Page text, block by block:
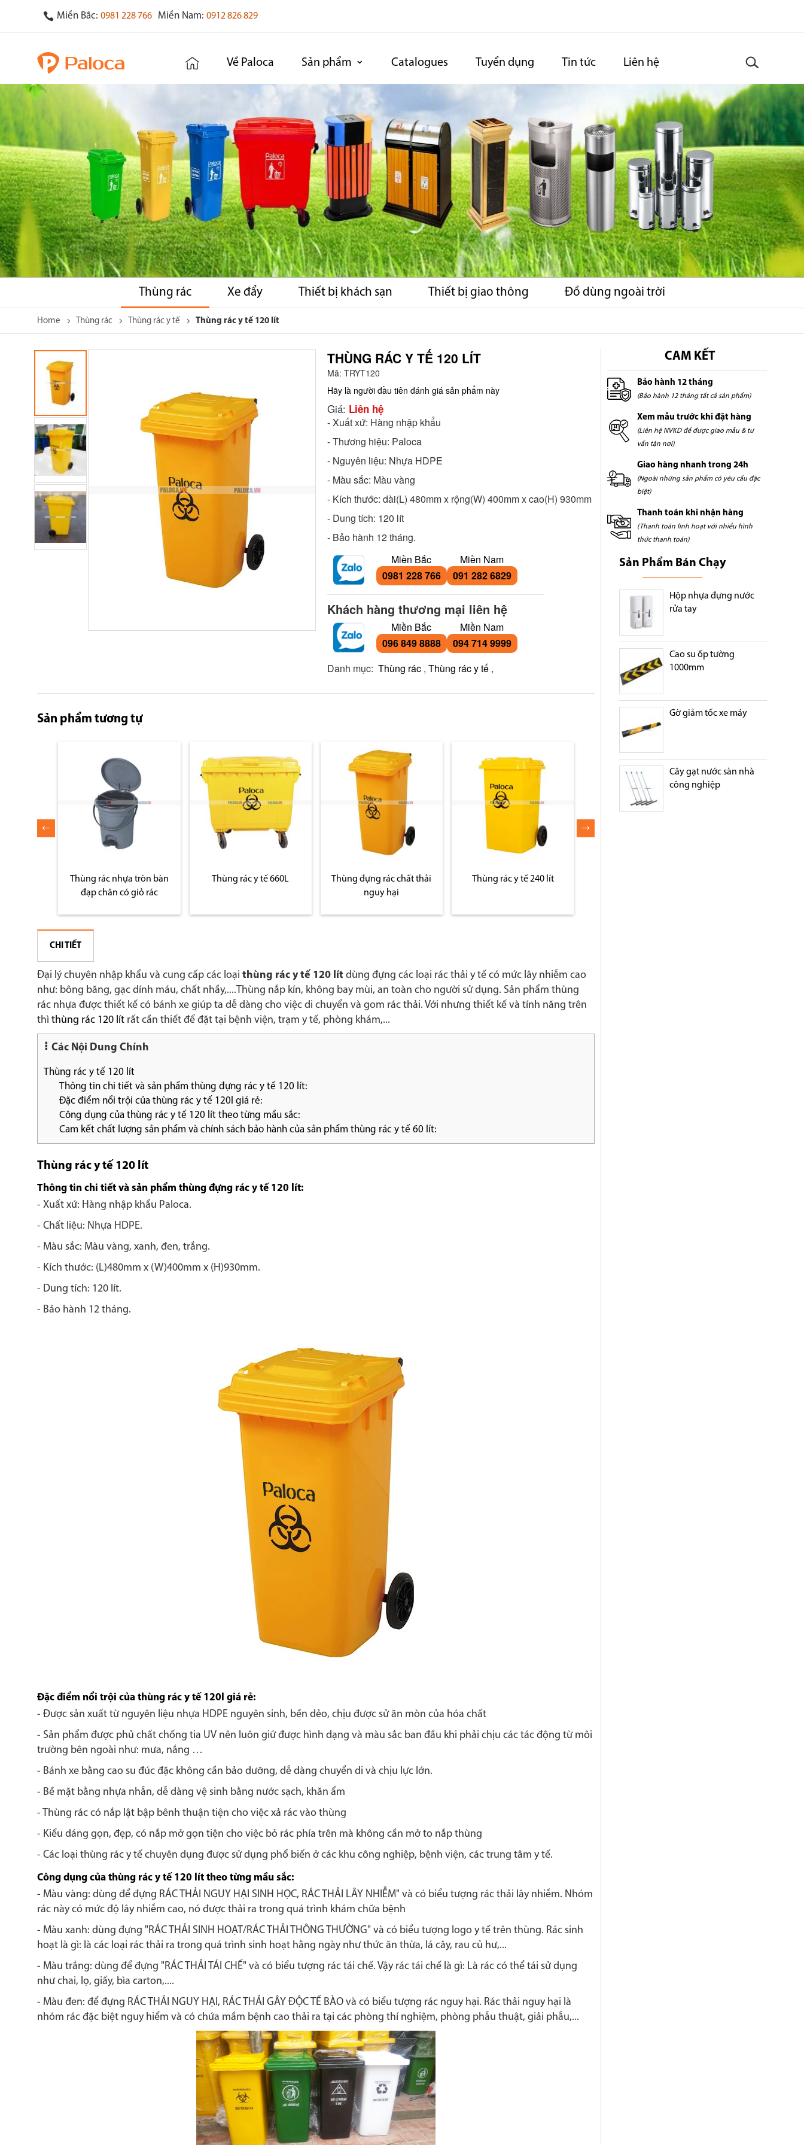
Miền Bắc: 0981 228 766 Miền Nam: 0912 826 829
Về Paloca Sản phẩm Catalogues Tuyển dụng Tin tức Liên hệ
Thùng rác Xe đẩy Thiết bị khách sạn Thiết bị giao thông Đồ dùng ngoài trời
Home Thùng rác Thùng rác y tế Thùng rác y tế 120 lít
the
images
gallery
images
THÙNG RÁC Y TẾ 120 LÍT
Mã: TRYT120
Hãy là người đầu tiên đánh giá sản phẩm này
Giá: Liên hệ
- Xuất xứ: Hàng nhập khẩu
- Thương hiệu: Paloca
- Nguyên liệu: Nhựa HDPE
- Màu sắc: Màu vàng
- Kích thước: dài(L) 480mm x rộng(W) 400mm x cao(H) 930mm
- Dung tích: 120 lít
- Bảo hành 12 tháng.
Miền Bắc
0981 228 766
Miền Nam
091 282 6829
Khách hàng thương mại liên hệ
Miền Bắc
096 849 8888
Miền Nam
094 714 9999
Danh mục: Thùng rác , Thùng rác y tế ,
Sản phẩm tương tự
Thùng rác y tế 660L
Thùng đựng rác chất thải
Thùng rác y tế 240 lít
Thùng rác y tế 120 lít Thùng rác y tế 90 lít Thùng rác y tế
CHI TIẾT
Đại lý chuyên nhập khẩu và cung cấp các loại thùng rác y tế 120 lít dùng đựng các loại rác thải y tế có mức lây nhiễm cao
như: bông băng, gạc dính máu, chất nhầy,....Thùng nắp kín, không bay mùi, an toàn cho người sử dụng. Sản phẩm thùng
rác nhựa được thiết kế có bánh xe giúp ta dễ dàng cho việc di chuyển và gom rác thải. Với nhưng thiết kế và tính năng trên
thì thùng rác 120 lít rất cần thiết để đặt tại bệnh viện, trạm y tế, phòng khám,...
Các Nội Dung Chính
Thùng rác y tế 120 lít
Thông tin chi tiết và sản phẩm thùng đựng rác y tế 120 lít:
Đặc điểm nổi trội của thùng rác y tế 120l giá rẻ:
Công dụng của thùng rác y tế 120 lít theo từng mầu sắc:
Cam kết chất lượng sản phẩm và chính sách bảo hành của sản phẩm thùng rác y tế 60 lít:
Thùng rác y tế 120 lít
Thông tin chi tiết và sản phẩm thùng đựng rác y tế 120 lít:
- Xuất xứ: Hàng nhập khẩu Paloca.
- Chất liệu: Nhựa HDPE.
- Màu sắc: Màu vàng, xanh, đen, trắng.
- Kích thước: (L)480mm x (W)400mm x (H)930mm.
- Dung tích: 120 lít.
- Bảo hành 12 tháng.
Đặc điểm nổi trội của thùng rác y tế 120l giá rẻ:
- Được sản xuất từ nguyên liệu nhựa HDPE nguyên sinh, bền dẻo, chịu được sử ăn mòn của hóa chất
- Sản phẩm được phủ chất chống tia UV nên luôn giữ được hình dạng và màu sắc ban đầu khi phải chịu các tác động từ môi
trường bên ngoài như: mưa, nắng …
- Bánh xe bằng cao su đúc đặc không cần bảo dưỡng, dễ dàng chuyển di và chịu lực lớn.
- Bề mặt bằng nhựa nhẵn, dễ dàng vệ sinh bằng nước sạch, khăn ẩm
- Thùng rác có nắp lật bập bênh thuận tiện cho việc xả rác vào thùng
- Kiểu dáng gọn, đẹp, có nắp mở gọn tiện cho việc bỏ rác phía trên mà không cần mở to nắp thùng
- Các loại thùng rác y tế chuyên dụng được sử dụng phổ biến ở các khu công nghiệp, bệnh viện, các trung tâm y tế.
Công dụng của thùng rác y tế 120 lít theo từng mầu sắc:
- Màu vàng: dùng để đựng RÁC THẢI NGUY HẠI SINH HỌC, RÁC THẢI LÂY NHIỄM" và có biểu tượng rác thải lây nhiễm. Nhóm
rác này có mức độ lây nhiễm cao, nó được thải ra trong quá trình khám chữa bệnh
- Màu xanh: dùng đựng "RÁC THẢI SINH HOẠT/RÁC THẢI THÔNG THƯỜNG" và có biểu tượng logo y tế trên thùng. Rác sinh
hoạt là gì: là các loại rác thải ra trong quá trình sinh hoạt hằng ngày như thức ăn thừa, lá cây, rau củ hư,...
- Màu trắng: dùng để đựng "RÁC THẢI TÁI CHẾ" và có biểu tượng rác tái chế. Vậy rác tái chế là gì: Là rác có thể tái sử dụng
như chai, lọ, giấy, bìa carton,....
- Màu đen: để đựng RÁC THẢI NGUY HẠI, RÁC THẢI GÂY ĐỘC TẾ BÀO và có biểu tượng rác nguy hại. Rác thải nguy hại là
nhóm rác đặc biệt nguy hiểm và có chứa mầm bệnh cao thải ra tại các phòng thí nghiệm, phòng phẫu thuật, giải phẫu,...
CAM KẾT
Bảo hành 12 tháng
(Bảo hành 12 tháng tất cả sản phẩm)
Xem mẫu trước khi đặt hàng
(Liên hệ NVKD để được giao mẫu & tư
vấn tận nơi)
Giao hàng nhanh trong 24h
(Ngoài những sản phẩm có yêu cầu đặc
biệt)
Thanh toán khi nhận hàng
(Thanh toán linh hoạt với nhiều hình
thức thanh toán)
Sản Phẩm Bán Chạy
Hộp nhựa đựng nước
rửa tay
Cao su ốp tường
1000mm
Gờ giảm tốc xe máy
Cây gạt nước sàn nhà
công nghiệp